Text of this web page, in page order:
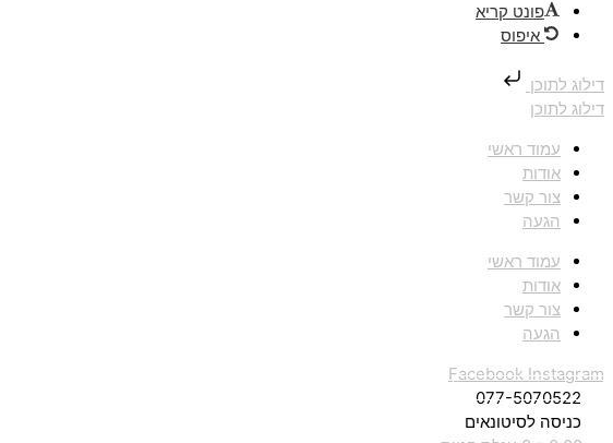
פונט קריא
איפוס
דילוג לתוכן
דילוג לתוכן
עמוד ראשי
אודות
צור קשר
הגעה
עמוד ראשי
אודות
צור קשר
הגעה
Facebook Instagram
077-5070522
כניסה לסיטונאים